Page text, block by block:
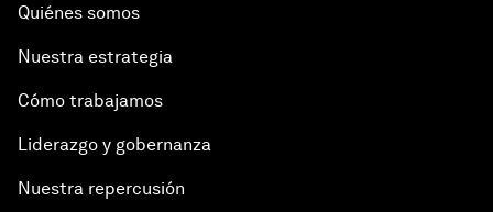
Quiénes somos
Nuestra estrategia
Cómo trabajamos
Liderazgo y gobernanza
Nuestra repercusión